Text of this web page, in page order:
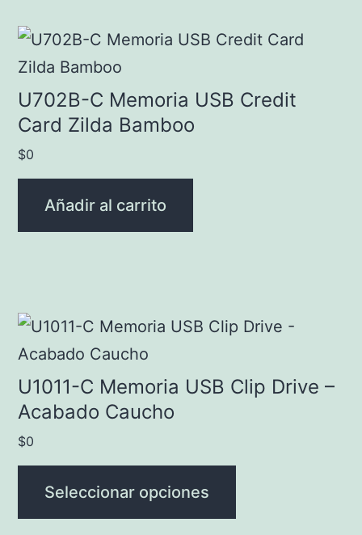
U702B-C Memoria USB Credit
Card Zilda Bamboo
$0
Añadir al carrito
U1011-C Memoria USB Clip Drive –
Acabado Caucho
$0
Seleccionar opciones
Este
producto
tiene
múltiples
variantes.
Las
opciones
se